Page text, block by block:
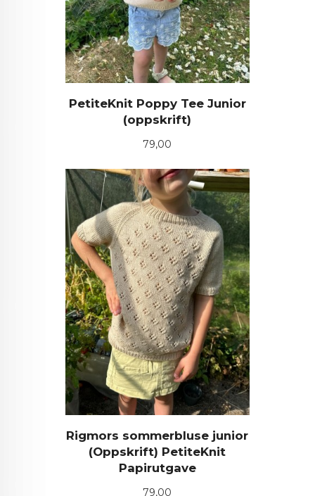
PetiteKnit Poppy Tee Junior
(oppskrift)
Pris
79,00
Rigmors sommerbluse junior
(Oppskrift) PetiteKnit
Papirutgave
Pris
79,00